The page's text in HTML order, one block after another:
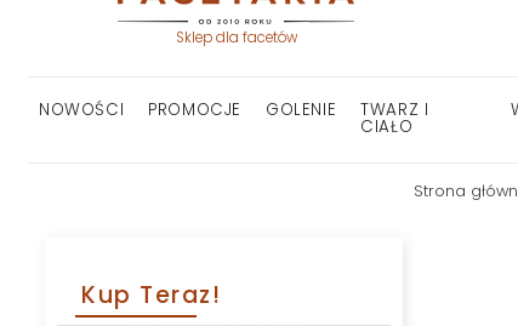
Sklep dla facetów
NOWOŚCI PROMOCJE GOLENIE TWARZ I
CIAŁO
Strona
Kup Teraz!